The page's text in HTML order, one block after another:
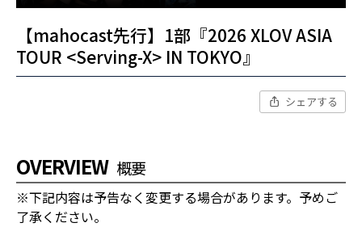
【mahocast先行】1部『2026 XLOV ASIA
TOUR <Serving-X> IN TOKYO』
シェアする
OVERVIEW 概要
※下記内容は予告なく変更する場合があります。予めご
了承ください。